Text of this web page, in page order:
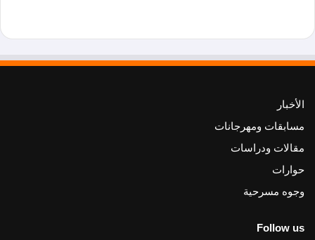
الأخبار
مسابقات ومهرجانات
مقالات ودراسات
حوارات
وجوه مسرحية
Follow us